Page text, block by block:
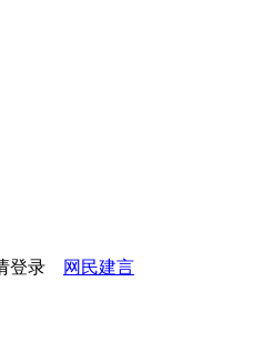
登录 网民建言